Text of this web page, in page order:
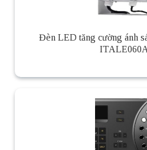
Đèn LED tăng cường ánh